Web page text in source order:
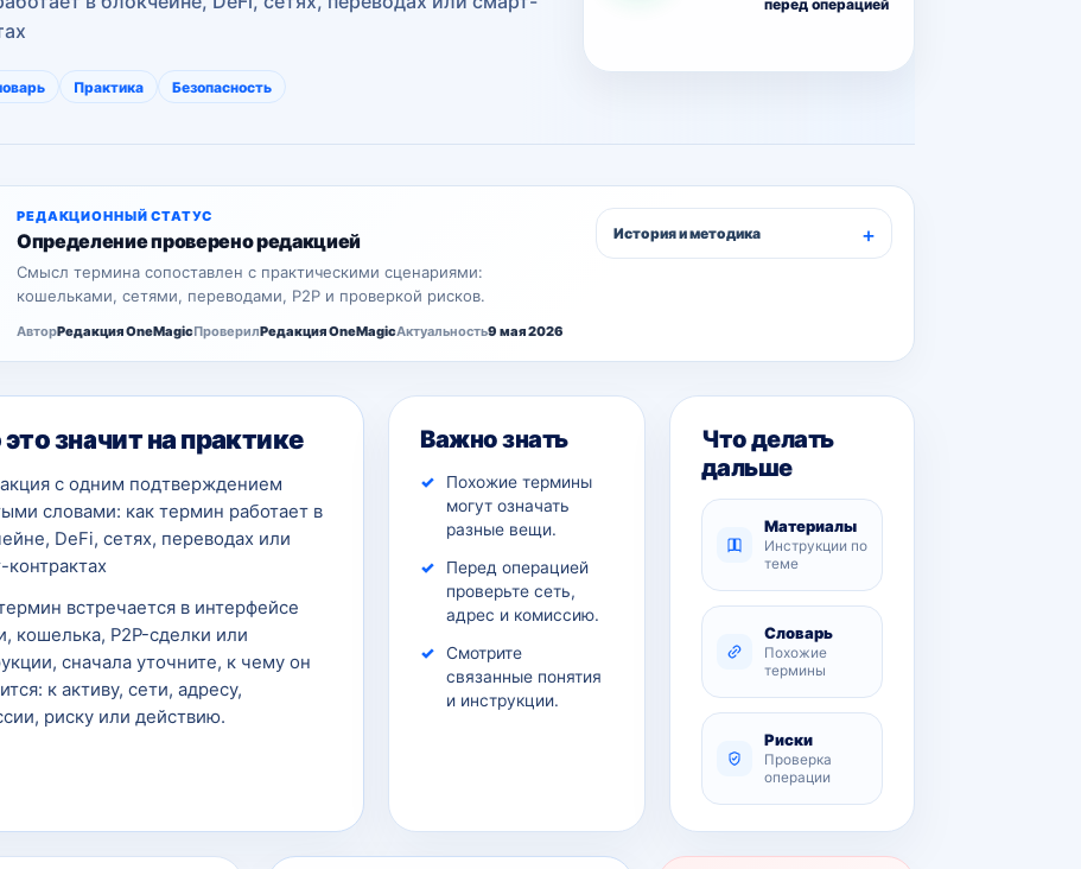
Практика Безопасность
перед операцией
РЕДАКЦИОННЫЙ СТАТУС
Определение проверено редакцией
Смысл термина сопоставлен с практическими сценариями:
кошельками, сетями, переводами, P2P и проверкой рисков.
АвторРедакция OneMagicПроверилРедакция OneMagicАктуальность9 мая 2026
История и методика
значит на практике
с одним подтверждением
словами: как термин работает в
DeFi, сетях, переводах или
контрактах
встречается в интерфейсе
кошелька, P2P-сделки или
сначала уточните, к чему он
к активу, сети, адресу,
риску или действию.
Важно знать
Похожие термины
могут означать
разные вещи.
Перед операцией
проверьте сеть,
адрес и комиссию.
Смотрите
связанные понятия
и инструкции.
Что делать
дальше
Материалы
Инструкции по
теме
Словарь
Похожие
термины
Риски
Проверка
операции